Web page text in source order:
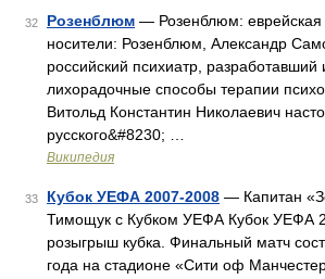
32 Розенблюм — Розенблюм:
носители: Розенблюм, Александр
российский психиатр,
лихорадочные способы терапии
Витольд Константин Николаевич
русского&#8230; …
Википедия
33 Кубок УЕФА 2007-2008 — Капитан
Тимощук с Кубком УЕФА Кубок УЕФА
розыгрыш кубка. Финальный матч
года на стадионе «Сити оф